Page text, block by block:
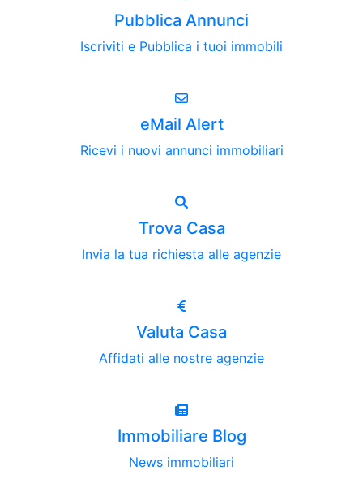
Pubblica Annunci
Iscriviti e Pubblica i tuoi immobili
eMail Alert
Ricevi i nuovi annunci immobiliari
Trova Casa
Invia la tua richiesta alle agenzie
Valuta Casa
Affidati alle nostre agenzie
Immobiliare Blog
News immobiliari